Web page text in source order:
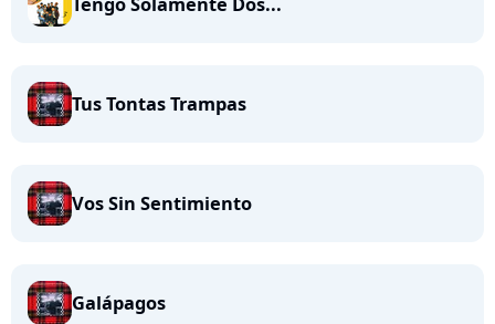
Tus Tontas Trampas
Vos Sin Sentimiento
Galápagos